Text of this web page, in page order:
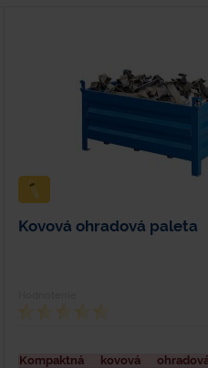
Kovová ohradová paleta
Kompaktná kovová